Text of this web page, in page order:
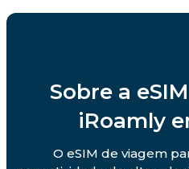
Sobre a
iRoamly
O eSIM de viagem